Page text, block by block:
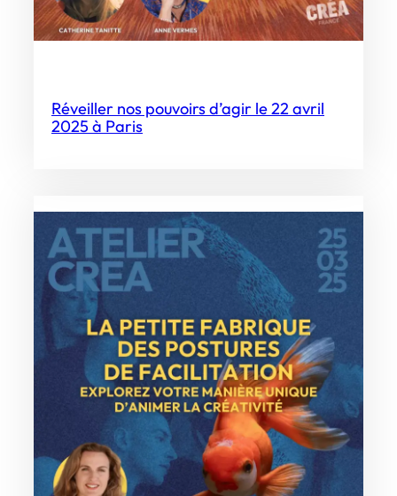
Réveiller nos pouvoirs d’agir le 22 avril
2025 à Paris